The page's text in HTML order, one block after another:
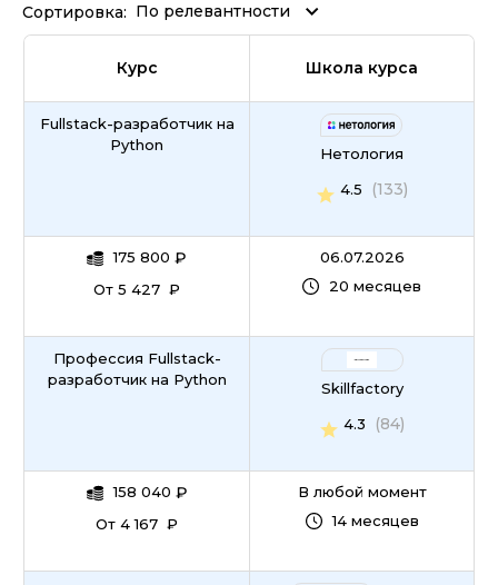
Сортировка: По релевантности
Курс Школа курса
Fullstack-разработчик на
Python
175 800 ₽
От 5 427 ₽
Нетология
4.5
(133)
06.07.2026
20 месяцев
Профессия Fullstack-
разработчик на Python
158 040 ₽
От 4 167 ₽
Skillfactory
4.3
(84)
В любой момент
14 месяцев